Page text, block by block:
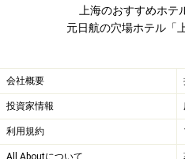
上海のおすすめホテ
元日航の穴場ホテル「
会社概要
投資家情報
利用規約
All Aboutについて